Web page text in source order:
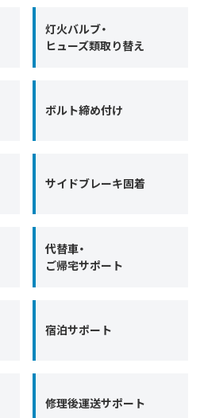
灯火バルブ・
ヒューズ類取り替え
ボルト締め付け
サイドブレーキ固着
代替車・
ご帰宅サポート
宿泊サポート
修理後運送サポート